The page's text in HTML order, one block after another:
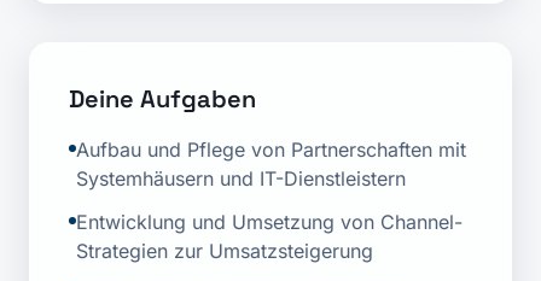
Deine Aufgaben
Aufbau und Pflege von Partnerschaften mit
Systemhäusern und IT-Dienstleistern
Entwicklung und Umsetzung von Channel-
Strategien zur Umsatzsteigerung